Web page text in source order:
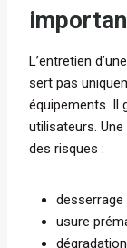
L’entretien d’une
sert pas
équipements. Il
utilisateurs.
des risques :
usure